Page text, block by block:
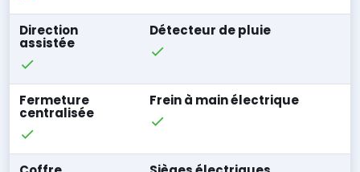
Direction
assistée
Détecteur de pluie
Fermeture
centralisée
Frein à main électrique